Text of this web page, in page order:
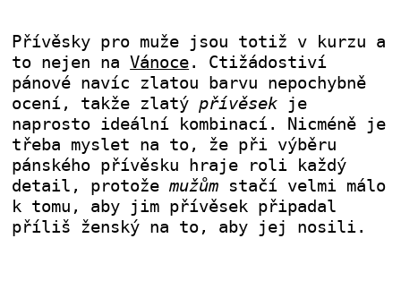
Přívěsky pro muže jsou totiž v kurzu a
to nejen naVánoce. Ctižádostiví
pánové navíc zlatou barvu nepochybně
ocení, takže zlatýpřívěsek je
naprosto ideální kombinací. Nicméně je
třeba myslet na to, že při výběru
pánského přívěsku hraje roli každý
detail, protožemužům stačí velmi málo
k tomu, aby jim přívěsek připadal
příliš ženský na to, aby jej nosili.